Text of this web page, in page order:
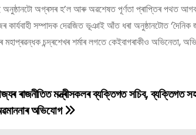
অগ্ৰসৰ হ’ল আৰু অৱশেষত পূৰ্ণতা প্ৰাপ্তিৰ পথত
কাৰ্যবাহী সম্পাদক দেৱজিত ভূঞাই আঁত ধৰা অনুষ্ঠানটোত
চন্দ্ৰশেখৰ শৰ্মাৰ লগতে কেইবাগৰাকীও অভিনেতা,
ৰাজনীতিত মন্ত্ৰীসকলৰ ব্যক্তিগত সচিব, ব্যক্তিগত
অভিযোগ